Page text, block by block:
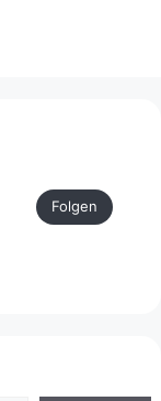
Folgen